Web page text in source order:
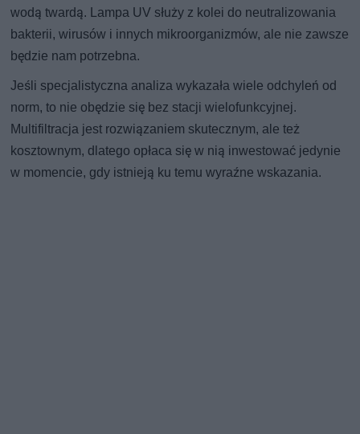
wodą twardą. Lampa UV służy z kolei do neutralizowania
bakterii, wirusów i innych mikroorganizmów, ale nie zawsze
będzie nam potrzebna.
Jeśli specjalistyczna analiza wykazała wiele odchyleń od
norm, to nie obędzie się bez stacji wielofunkcyjnej.
Multifiltracja jest rozwiązaniem skutecznym, ale też
kosztownym, dlatego opłaca się w nią inwestować jedynie
w momencie, gdy istnieją ku temu wyraźne wskazania.